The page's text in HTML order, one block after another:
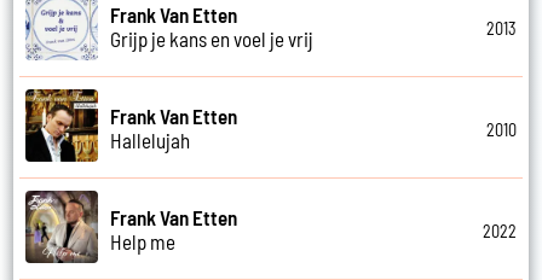
Frank Van Etten
Grijp je kans en voel je vrij
2013
Frank Van Etten
Hallelujah
2010
Frank Van Etten
Help me
2022